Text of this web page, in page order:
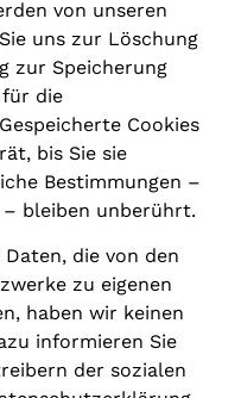
von unseren
uns zur Löschung
zur Speicherung
die
Cookies
bis Sie sie
Bestimmungen –
bleiben unberührt.
die von den
zu eigenen
haben wir keinen
informieren Sie
der sozialen